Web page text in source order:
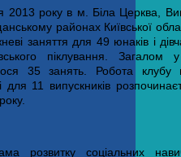
2013 року в м. Біла Церква,
районах Київської
заняття для 49 юнаків і
піклування. Загалом
35 занять. Робота клубу
для 11
випускників
розвитку соціальних